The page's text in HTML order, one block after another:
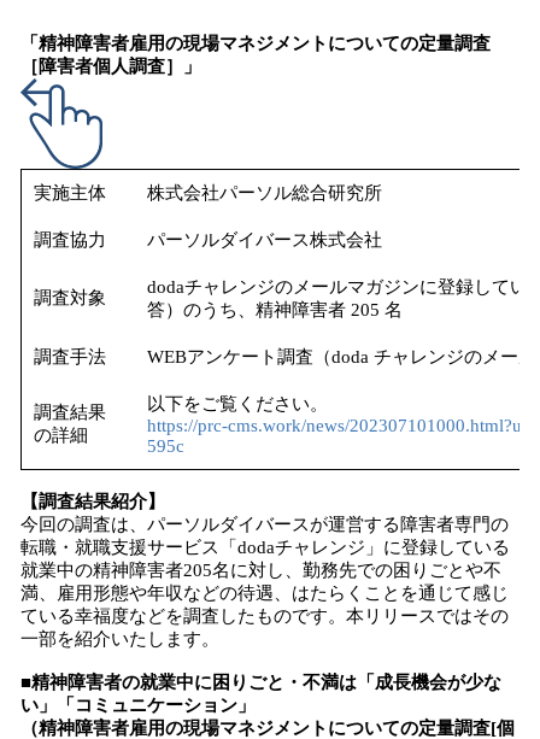
「精神障害者雇用の現場マネジメントについての定量調査
［障害者個人調査］」
実施主体 株式会社パーソル総合研究所
調査協力 パーソルダイバース株式会社
調査対象
dodaチャレンジのメールマガジンに登録してい
答）のうち、精神障害者 205 名
調査手法 WEBアンケート調査（doda チャレンジのメー
調査結果
の詳細
以下をご覧ください。
https://prc-cms.work/news/
595c
【調査結果紹介】
今回の調査は、パーソルダイバースが運営する障害者専門の
転職・就職支援サービス「dodaチャレンジ」に登録している
就業中の精神障害者205名に対し、勤務先での困りごとや不
満、雇用形態や年収などの待遇、はたらくことを通じて感じ
ている幸福度などを調査したものです。本リリースではその
一部を紹介いたします。
■精神障害者の就業中に困りごと・不満は「成長機会が少な
い」「コミュニケーション」
（精神障害者雇用の現場マネジメントについての定量調査[個